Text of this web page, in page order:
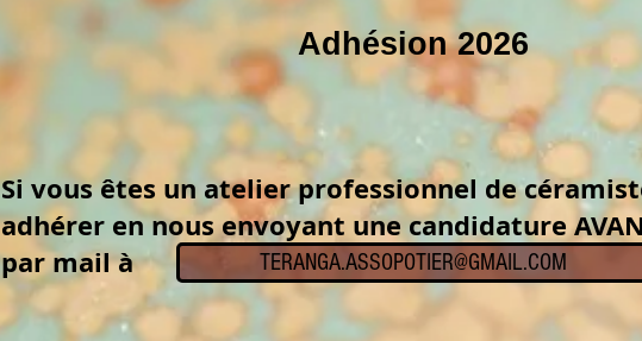
Adhésion 2026
Si vous êtes un atelier professionnel de
adhérer en nous envoyant une candidature
par mail à
TERANGA.ASSOPOTIER@GMAIL.COM